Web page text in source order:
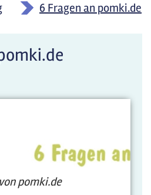
» 6 Fragen an pomki.de
von pomki.de